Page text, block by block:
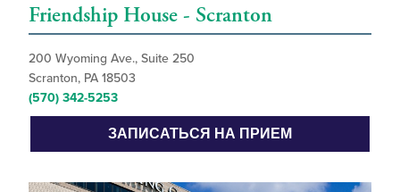
Friendship House - Scranton
200 Wyoming Ave., Suite 250
Scranton, PA 18503
(570) 342-5253
ЗАПИСАТЬСЯ НА ПРИЕМ